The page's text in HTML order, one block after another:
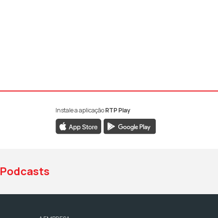
da RTP Antena 1
da RTP Antena 1
YouTube da RTP Antena 1
Instale a aplicaçãoRTP Play
Podcasts